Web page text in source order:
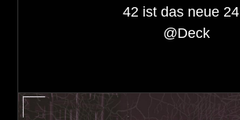
42 ist das neue 24
@Deck